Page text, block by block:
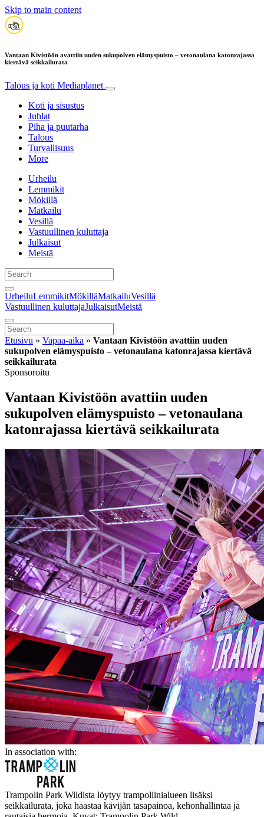
Skip to main content
Vantaan Kivistöön avattiin uuden sukupolven elämyspuisto – vetonaulana katonrajassa
kiertävä seikkailurata
Talous ja koti Mediaplanet
Koti ja sisustus
Juhlat
Piha ja puutarha
Talous
Turvallisuus
More
Urheilu
Lemmikit
Mökillä
Matkailu
Vesillä
Vastuullinen kuluttaja
Julkaisut
Meistä
UrheiluLemmikitMökilläMatkailuVesillä
Vastuullinen kuluttajaJulkaisutMeistä
Etusivu » Vapaa-aika » Vantaan Kivistöön avattiin uuden
sukupolven elämyspuisto – vetonaulana katonrajassa kiertävä
seikkailurata
Sponsoroitu
Vantaan Kivistöön avattiin uuden
sukupolven elämyspuisto – vetonaulana
katonrajassa kiertävä seikkailurata
In association with:
Trampolin Park Wildista löytyy trampoliinialueen lisäksi
seikkailurata, joka haastaa kävijän tasapainoa, kehonhallintaa ja